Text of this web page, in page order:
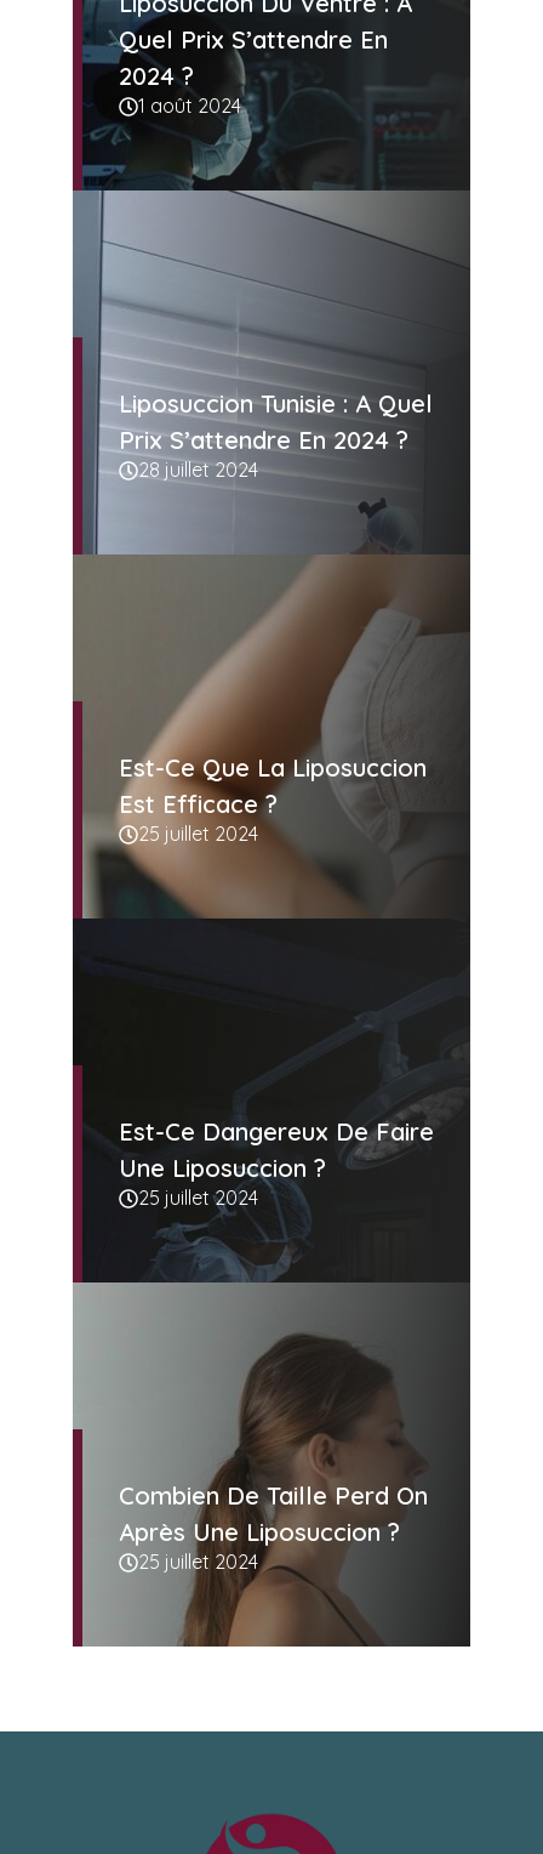
Quel Prix S’attendre En
2024 ?
1 août 2024
Liposuccion Tunisie : A Quel
Prix S’attendre En 2024 ?
28 juillet 2024
Est-Ce Que La Liposuccion
Est Efficace ?
25 juillet 2024
Est-Ce Dangereux De Faire
Une Liposuccion ?
25 juillet 2024
Combien De Taille Perd On
Après Une Liposuccion ?
25 juillet 2024